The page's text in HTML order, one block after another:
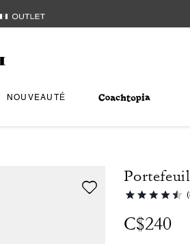
NOUVEAUTÉ
C$240